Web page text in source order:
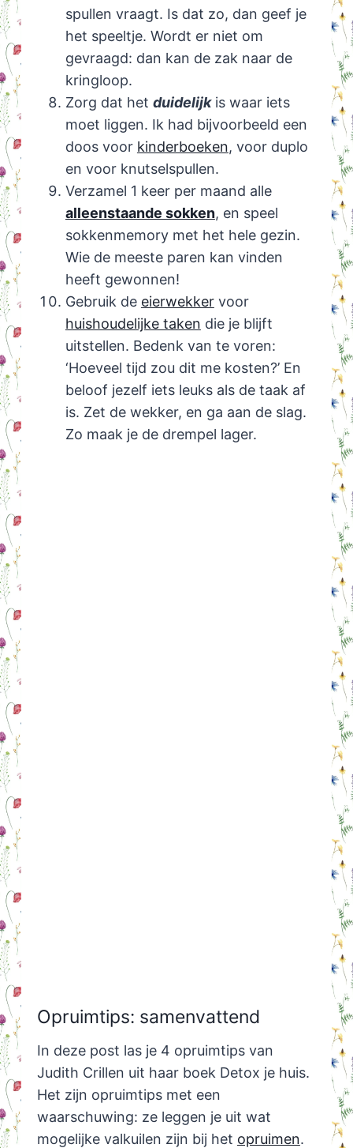
spullen vraagt. Is dat zo, dan geef je
het speeltje. Wordt er niet om
gevraagd: dan kan de zak naar de
kringloop.
Zorg dat het duidelijk is waar iets
moet liggen. Ik had bijvoorbeeld een
doos voor kinderboeken, voor duplo
en voor knutselspullen.
Verzamel 1 keer per maand alle
alleenstaande sokken, en speel
sokkenmemory met het hele gezin.
Wie de meeste paren kan vinden
heeft gewonnen!
Gebruik de eierwekkervoor
huishoudelijke taken die je blijft
uitstellen. Bedenk van te voren:
‘Hoeveel tijd zou dit me kosten?’ En
beloof jezelf iets leuks als de taak af
is. Zet de wekker, en ga aan de slag.
Zo maak je de drempel lager.
Opruimtips: samenvattend
In deze post las je 4 opruimtips van
Judith Crillen uit haar boek Detox je huis.
Het zijn opruimtips met een
waarschuwing: ze leggen je uit wat
mogelijke valkuilen zijn bij het opruimen.